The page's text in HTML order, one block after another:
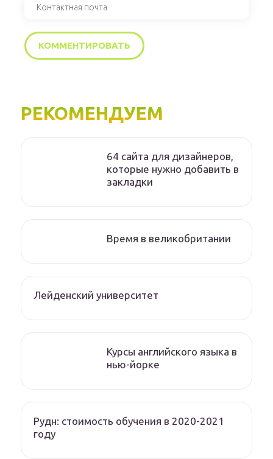
РЕКОМЕНДУЕМ
64 сайта для дизайнеров,
которые нужно добавить в
закладки
Время в великобритании
Лейденский университет
Курсы английского языка в
нью-йорке
Рудн: стоимость обучения в 2020-2021
году